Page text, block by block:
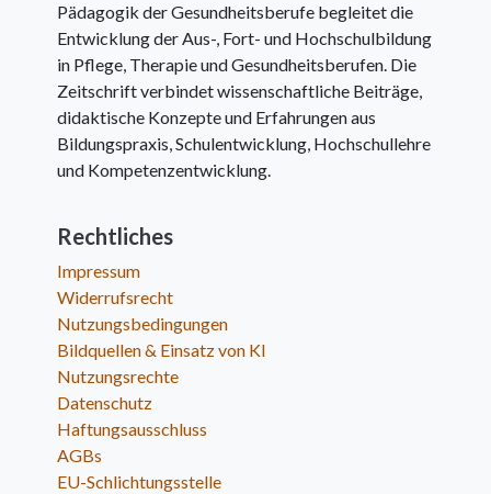
Pädagogik der Gesundheitsberufe begleitet die
Entwicklung der Aus-, Fort- und Hochschulbildung
in Pflege, Therapie und Gesundheitsberufen. Die
Zeitschrift verbindet wissenschaftliche Beiträge,
didaktische Konzepte und Erfahrungen aus
Bildungspraxis, Schulentwicklung, Hochschullehre
und Kompetenzentwicklung.
Rechtliches
Impressum
Widerrufsrecht
Nutzungsbedingungen
Bildquellen & Einsatz von KI
Nutzungsrechte
Datenschutz
Haftungsausschluss
AGBs
EU-Schlichtungsstelle